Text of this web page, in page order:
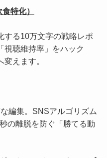
特化）
する10万文字の戦略レポ
視聴維持率」をハック
えます。
編集。SNSアルゴリズム
の離脱を防ぐ「勝てる動